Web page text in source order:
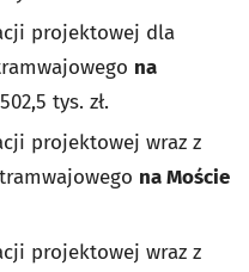
projektowej dla
na
tys. zł.
projektowej wraz z
na Moście
projektowej wraz z